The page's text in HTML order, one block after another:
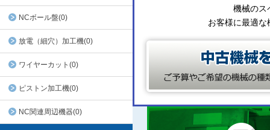
NCボール盤(0)
放電（細穴）加工機(0)
ワイヤーカット(0)
ピストン加工機(0)
NC関連周辺機器(0)
機械のス
お客様に最適